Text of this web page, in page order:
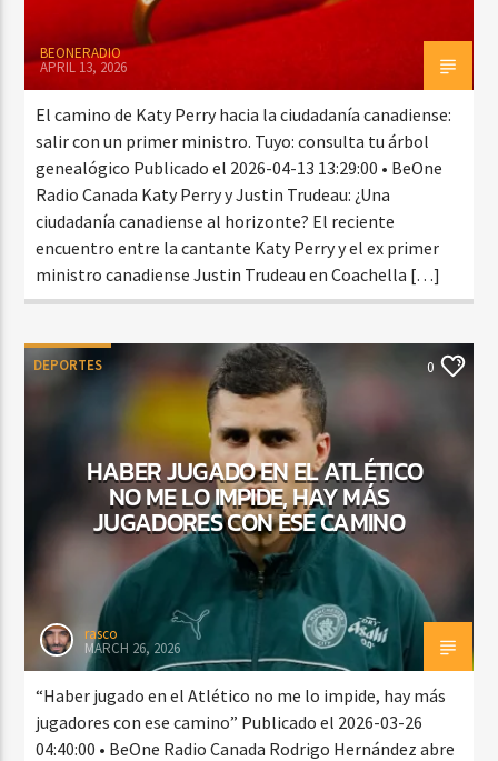
BEONERADIO
APRIL 13, 2026
El camino de Katy Perry hacia la ciudadanía canadiense:
salir con un primer ministro. Tuyo: consulta tu árbol
genealógico Publicado el 2026-04-13 13:29:00 • BeOne
Radio Canada Katy Perry y Justin Trudeau: ¿Una
ciudadanía canadiense al horizonte? El reciente
encuentro entre la cantante Katy Perry y el ex primer
ministro canadiense Justin Trudeau en Coachella […]
DEPORTES 0
HABER JUGADO EN EL ATLÉTICO
NO ME LO IMPIDE, HAY MÁS
JUGADORES CON ESE CAMINO
rasco
MARCH 26, 2026
“Haber jugado en el Atlético no me lo impide, hay más
jugadores con ese camino” Publicado el 2026-03-26
04:40:00 • BeOne Radio Canada Rodrigo Hernández abre